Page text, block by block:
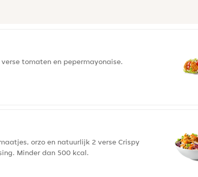
tomaten en pepermayonaise.
orzo en natuurlijk 2 verse Crispy
Minder dan 500 kcal.